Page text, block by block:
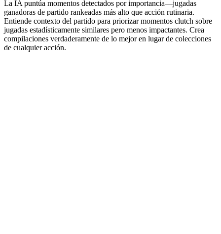
La IA puntúa momentos detectados por importancia—jugadas
ganadoras de partido rankeadas más alto que acción rutinaria.
Entiende contexto del partido para priorizar momentos clutch sobre
jugadas estadísticamente similares pero menos impactantes. Crea
compilaciones verdaderamente de lo mejor en lugar de colecciones
de cualquier acción.